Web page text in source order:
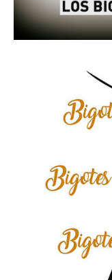
noviembre
15, 2019
Admin